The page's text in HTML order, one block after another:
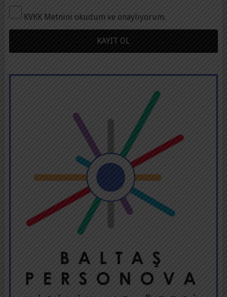
KVKK Metnini okudum ve onaylıyorum.